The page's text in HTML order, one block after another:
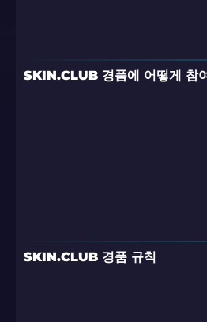
SKIN.CLUB 경품에 어떻게 참
SKIN.CLUB 경품 규칙